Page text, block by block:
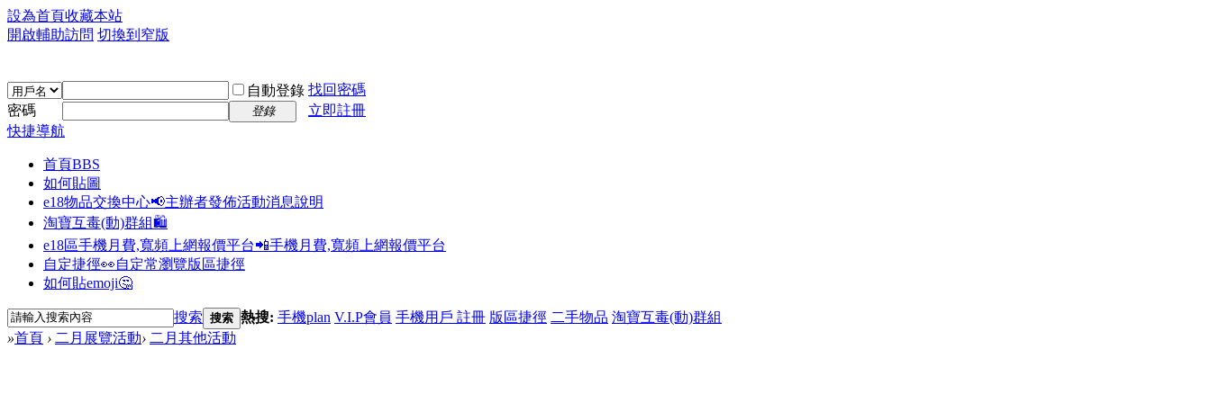
設為首頁收藏本站
開啟輔助訪問 切換到窄版
自動登錄 找回密碼
密碼
登錄
立即註冊
快捷導航
首頁BBS
如何貼圖
e18物品交換中心📢主辦者發佈活動消息說明
淘寶互毒(動)群組🛍️
e18區手機月費,寬頻上網報價平台📲手機月費,寬頻上網報價平台
自定捷徑👀自定常瀏覽版區捷徑
如何貼emoji🤔
搜索 搜索 熱搜: 手機plan V.I.P會員 手機用戶 註冊 版區捷徑 二手物品 淘寶互毒(動)群組
»首頁 › 二月展覽活動› 二月其他活動